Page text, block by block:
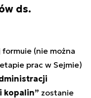
ds.
(nie można
prac w Sejmie)
kopalin” zostanie